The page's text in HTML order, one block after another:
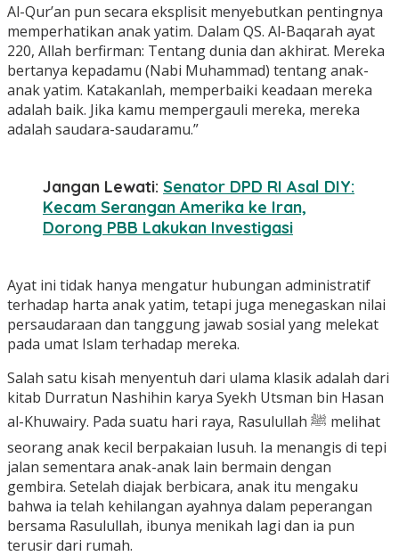
Al-Qur’an pun secara eksplisit menyebutkan pentingnya
memperhatikan anak yatim. Dalam QS. Al-Baqarah ayat
220, Allah berfirman: Tentang dunia dan akhirat. Mereka
bertanya kepadamu (Nabi Muhammad) tentang anak-
anak yatim. Katakanlah, memperbaiki keadaan mereka
adalah baik. Jika kamu mempergauli mereka, mereka
adalah saudara-saudaramu.”
Jangan Lewati: Senator DPD RI Asal DIY:
Kecam Serangan Amerika ke Iran,
Dorong PBB Lakukan Investigasi
Ayat ini tidak hanya mengatur hubungan administratif
terhadap harta anak yatim, tetapi juga menegaskan nilai
persaudaraan dan tanggung jawab sosial yang melekat
pada umat Islam terhadap mereka.
Salah satu kisah menyentuh dari ulama klasik adalah dari
kitab Durratun Nashihin karya Syekh Utsman bin Hasan
al-Khuwairy. Pada suatu hari raya, Rasulullah ﷺ melihat
seorang anak kecil berpakaian lusuh. Ia menangis di tepi
jalan sementara anak-anak lain bermain dengan
gembira. Setelah diajak berbicara, anak itu mengaku
bahwa ia telah kehilangan ayahnya dalam peperangan
bersama Rasulullah, ibunya menikah lagi dan ia pun
terusir dari rumah.